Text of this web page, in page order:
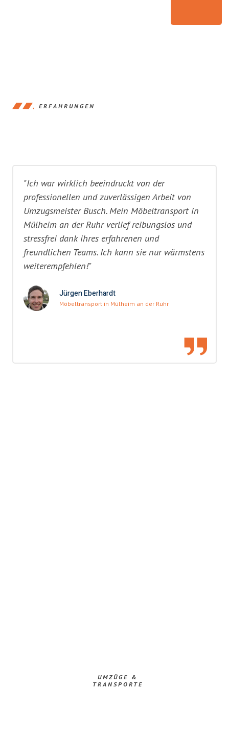
ERFAHRUNGEN
"Ich war wirklich beeindruckt von der
professionellen und zuverlässigen Arbeit von
Umzugsmeister Busch. Mein Möbeltransport in
Mülheim an der Ruhr verlief reibungslos und
stressfrei dank ihres erfahrenen und
freundlichen Teams. Ich kann sie nur wärmstens
weiterempfehlen!"
Jürgen Eberhardt
Möbeltransport in Mülheim an der Ruhr
UMZÜGE &
TRANSPORTE